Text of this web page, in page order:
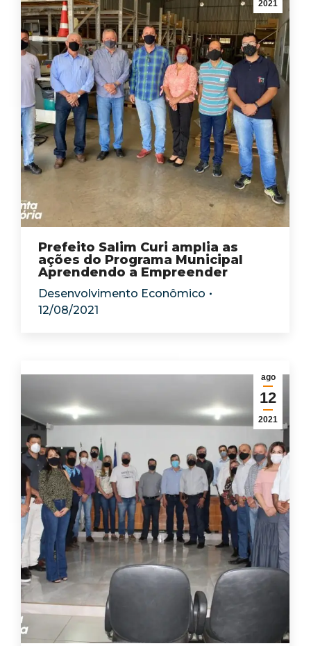
2021
Prefeito Salim Curi amplia as
ações do Programa Municipal
Aprendendo a Empreender
Desenvolvimento Econômico
12/08/2021
ago
12
2021